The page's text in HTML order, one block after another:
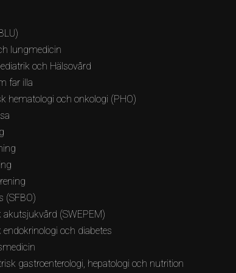
lungmedicin
och Hälsovård
far illa
hematologi och onkologi (PHO)
(SFBO)
(SWEPEM)
och diabetes
gastroenterologi, hepatologi och nutrition